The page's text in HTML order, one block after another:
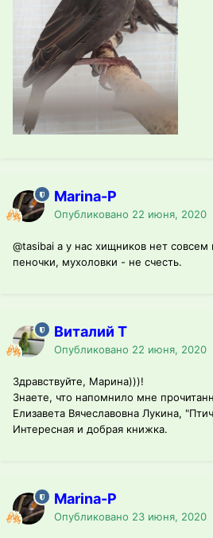
Marina-P
Опубликовано 22 июня, 2020
@tasibai а у нас хищников нет совсем
пеночки, мухоловки - не счесть.
Виталий T
Опубликовано 22 июня, 2020
Здравствуйте, Марина)))!
Знаете, что напомнило мне
Елизавета Вячеславовна Лукина,
Интересная и добрая книжка.
Marina-P
Опубликовано 23 июня, 2020